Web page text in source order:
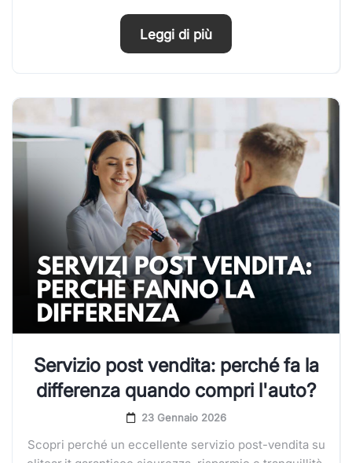
Leggi di più
Servizio post vendita: perché fa la
differenza quando compri l'auto?
23 Gennaio 2026
Scopri perché un eccellente servizio post-vendita su